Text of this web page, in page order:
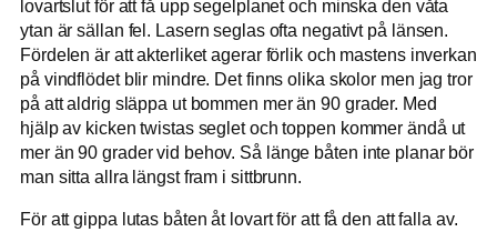
lovartslut för att få upp segelplanet och minska den våta
ytan är sällan fel. Lasern seglas ofta negativt på länsen.
Fördelen är att akterliket agerar förlik och mastens inverkan
på vindflödet blir mindre. Det finns olika skolor men jag tror
på att aldrig släppa ut bommen mer än 90 grader. Med
hjälp av kicken twistas seglet och toppen kommer ändå ut
mer än 90 grader vid behov. Så länge båten inte planar bör
man sitta allra längst fram i sittbrunn.
För att gippa lutas båten åt lovart för att få den att falla av.